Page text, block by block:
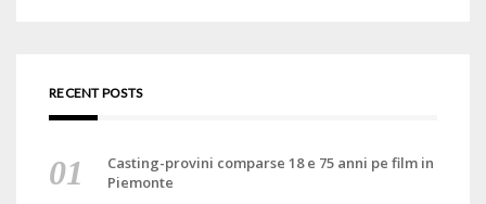
RECENT POSTS
Casting-provini comparse 18 e 75 anni pe film in
Piemonte